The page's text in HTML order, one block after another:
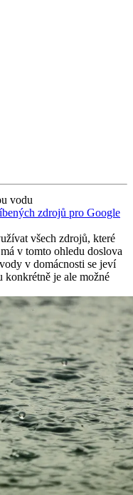
vodu
zdrojů pro Google
všech zdrojů, které
v tomto ohledu doslova
v domácnosti se jeví
konkrétně je ale možné